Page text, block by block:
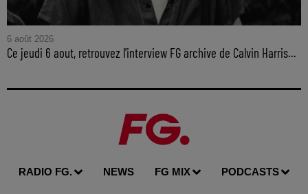
6 août 2026
Ce jeudi 6 aout, retrouvez l'interview FG archive de Calvin Harris...
RADIO FG. NEWS FG MIX PODCASTS